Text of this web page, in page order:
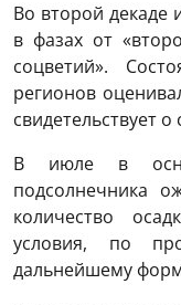
Во второй декаде
в фазах от
соцветий».
регионов
свидетельствует
В июле в
подсолнечника
количество
условия, по
дальнейшему